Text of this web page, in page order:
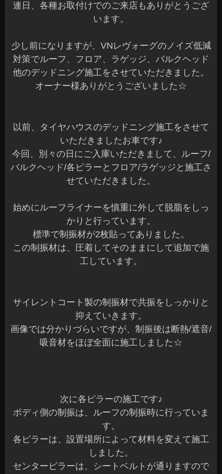
連日、各種お取付けでのご来店もありがとうござ
います。
少し前になりますが、VNレヴォーグのノイズ低減
対策でルーフ、フロア、ラゲッジ、バルクヘッド
他のデッドニング施工をさせていただきました。
オーナー様ありがとうございました☆
以前、タイヤハウスのデッドニング施工をさせて
いただきましたお車です♪
今回、別々の日にご入庫いただきまして、ルーフ/
バルクヘッド/各ピラーとフロア/ラゲッジと施工さ
せていただきました。
始めにルーフライナーを慎重に外して脱脂をしっ
かりと行っています。
標準で制振材が2枚貼ってありました。
この制振材は、圧着してそのままにして追加で施
工しています。
サイレントコート製の制振材で共振をしっかりと
抑えていきます。
画像では分かりづらいですが、制振後は断熱/遮音/
吸音材をほぼ全面に施工しました☆
次に各ピラーの施工です♪
ボディ側の制振は、ルーフの制振時に行っていま
す。
各ピラーは、設置場所によって材料を変えて施工
しました。
センターピラーは、シートベルトが通りますので